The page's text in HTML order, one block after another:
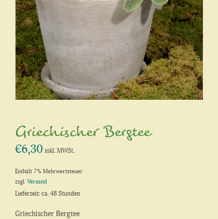
Griechischer Bergtee
€6,30 inkl. MWSt.
Enthält 7% Mehrwertsteuer
zzgl.Versand
Lieferzeit: ca. 48 Stunden
Griechischer Bergtee